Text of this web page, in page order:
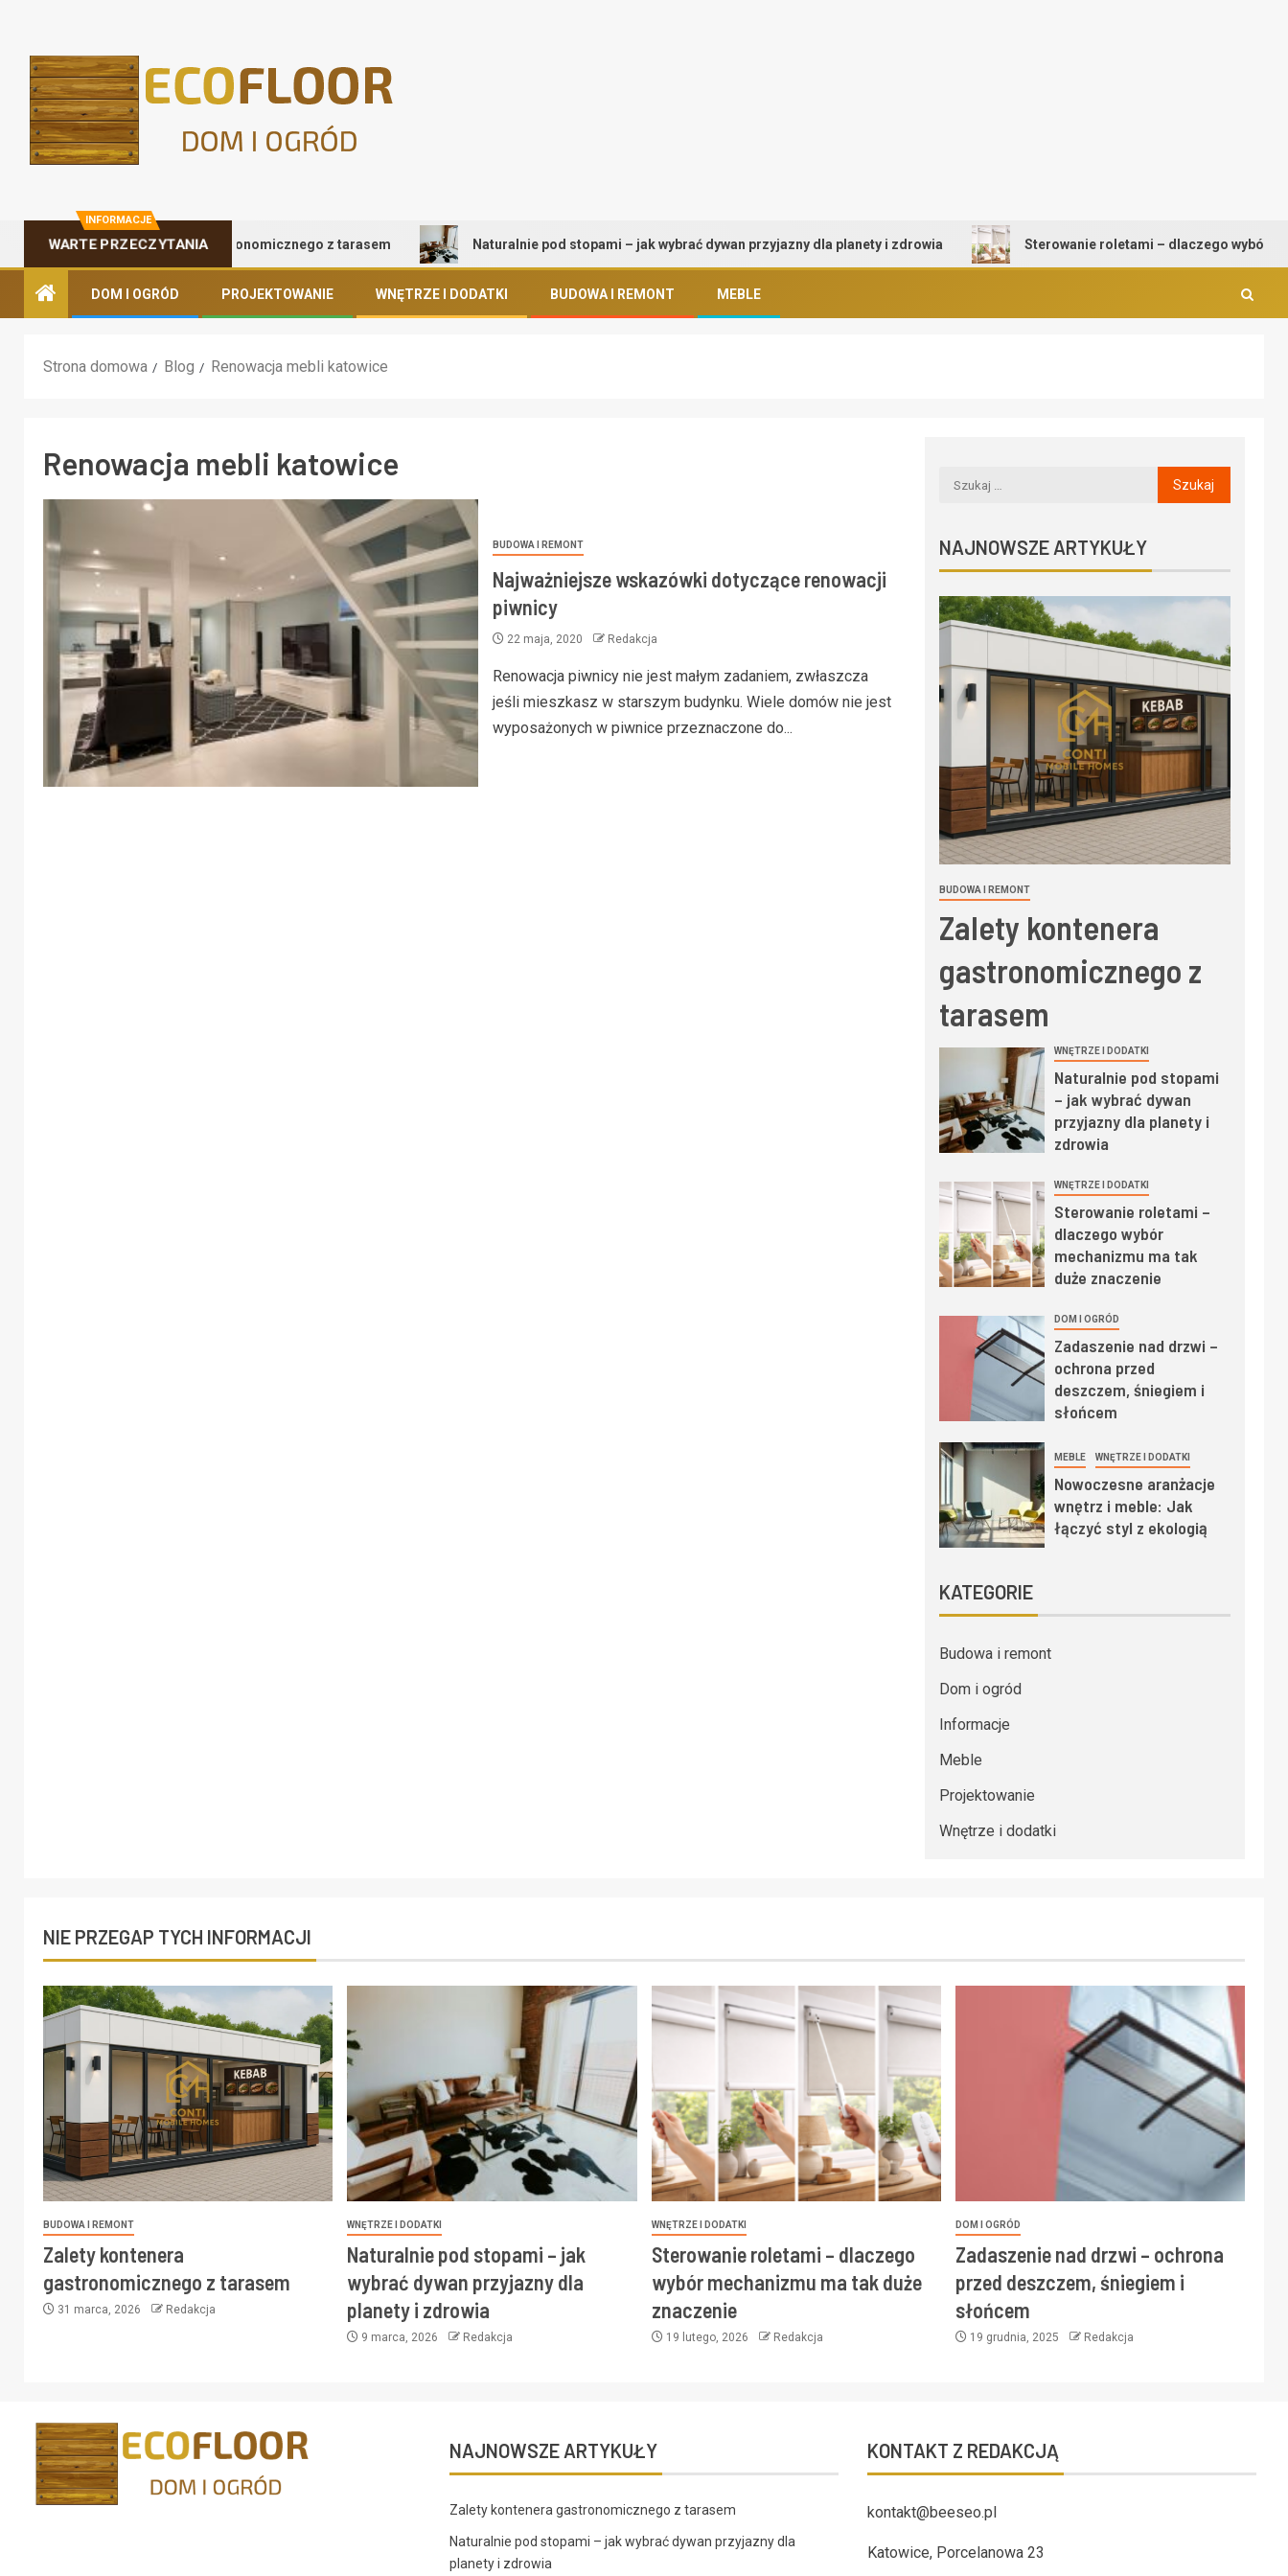
INFORMACJE
WARTE PRZECZYTANIA
Zalety kontenera gastronomicznego z tarasem Naturalnie pod stopami – jak wybrać dywan przyjazny dla planety i zdrowia Sterowanie roletami – dlaczego wybór
DOM I OGRÓD PROJEKTOWANIE WNĘTRZE I DODATKI BUDOWA I REMONT MEBLE
Strona domowa Blog Renowacja mebli katowice
Renowacja mebli katowice
BUDOWA I REMONT
Najważniejsze wskazówki dotyczące renowacji
piwnicy
22 maja, 2020 Redakcja
Renowacja piwnicy nie jest małym zadaniem, zwłaszcza
jeśli mieszkasz w starszym budynku. Wiele domów nie jest
wyposażonych w piwnice przeznaczone do...
NAJNOWSZE ARTYKUŁY
BUDOWA I REMONT
Zalety kontenera
gastronomicznego z
tarasem
WNĘTRZE I DODATKI
Naturalnie pod stopami
– jak wybrać dywan
przyjazny dla planety i
zdrowia
WNĘTRZE I DODATKI
Sterowanie roletami –
dlaczego wybór
mechanizmu ma tak
duże znaczenie
DOM I OGRÓD
Zadaszenie nad drzwi –
ochrona przed
deszczem, śniegiem i
słońcem
MEBLE WNĘTRZE I DODATKI
Nowoczesne aranżacje
wnętrz i meble: Jak
łączyć styl z ekologią
KATEGORIE
Budowa i remont
Dom i ogród
Informacje
Meble
Projektowanie
Wnętrze i dodatki
NIE PRZEGAP TYCH INFORMACJI
BUDOWA I REMONT
Zalety kontenera
gastronomicznego z tarasem
31 marca, 2026 Redakcja
WNĘTRZE I DODATKI
Naturalnie pod stopami – jak
wybrać dywan przyjazny dla
planety i zdrowia
9 marca, 2026 Redakcja
WNĘTRZE I DODATKI
Sterowanie roletami – dlaczego
wybór mechanizmu ma tak duże
znaczenie
19 lutego, 2026 Redakcja
DOM I OGRÓD
Zadaszenie nad drzwi – ochrona
przed deszczem, śniegiem i
słońcem
19 grudnia, 2025 Redakcja
NAJNOWSZE ARTYKUŁY
Zalety kontenera gastronomicznego z tarasem
Naturalnie pod stopami – jak wybrać dywan przyjazny dla
planety i zdrowia
KONTAKT Z REDAKCJĄ
kontakt@beeseo.pl
Katowice, Porcelanowa 23